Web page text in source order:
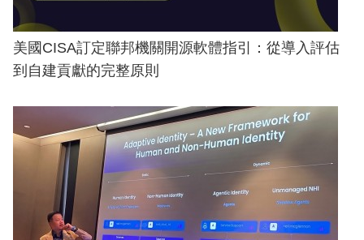
美國CISA訂定聯邦機關開源軟體指引：從導入評估
到自建貢獻的完整原則